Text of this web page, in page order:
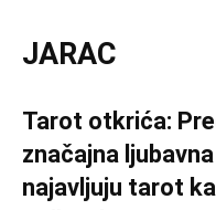
JARAC
Tarot otkrića:
značajna
najavljuju tarot